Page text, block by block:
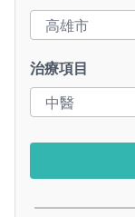
治療項目